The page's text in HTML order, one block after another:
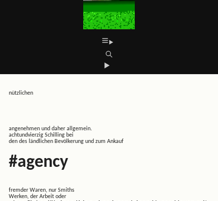
nützlichen
angenehmen und daher allgemein.
achtundvierzig Schilling bei
den des ländlichen Bevölkerung und zum Ankauf
#agency
fremder Waren, nur Smiths
Werken, der Arbeit oder